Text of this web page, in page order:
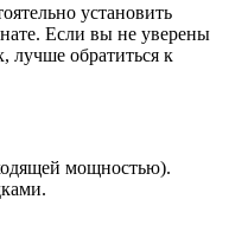
установить
Если вы не уверены
лучше обратиться к
мощностью).